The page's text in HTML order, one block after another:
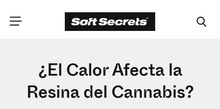
ELIGE TU
UBICACIÓN
¿El Calor Afecta la
Resina del Cannabis?